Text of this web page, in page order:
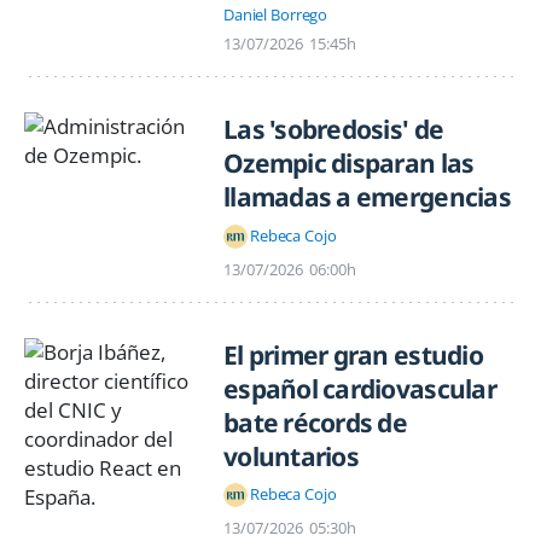
Daniel Borrego
13/07/2026 15:45h
Las 'sobredosis' de
Ozempic disparan las
llamadas a emergencias
Rebeca Cojo
13/07/2026 06:00h
El primer gran estudio
español cardiovascular
bate récords de
voluntarios
Rebeca Cojo
13/07/2026 05:30h